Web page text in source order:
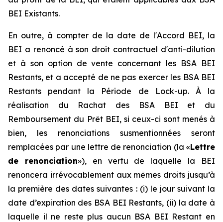
BEI Existants.
En outre, à compter de la date de l'Accord BEI, la
BEI a renoncé à son droit contractuel d'anti-dilution
et à son option de vente concernant les BSA BEI
Restants, et a accepté de ne pas exercer les BSA BEI
Restants pendant la Période de Lock-up. À la
réalisation du Rachat des BSA BEI et du
Remboursement du Prêt BEI, si ceux-ci sont menés à
bien, les renonciations susmentionnées seront
remplacées par une lettre de renonciation (la «Lettre
de renonciation»), en vertu de laquelle la BEI
renoncera irrévocablement aux mêmes droits jusqu’à
la première des dates suivantes : (i) le jour suivant la
date d’expiration des BSA BEI Restants, (ii) la date à
laquelle il ne reste plus aucun BSA BEI Restant en